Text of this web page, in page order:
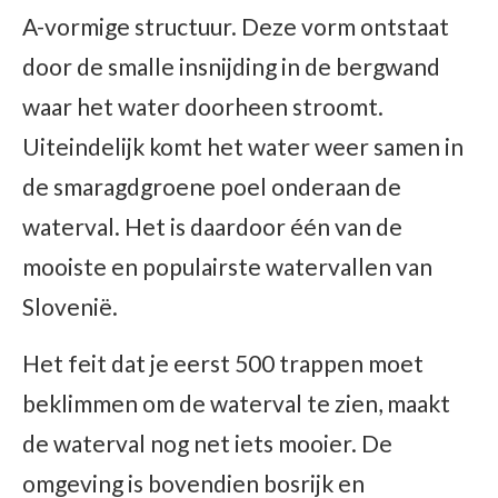
A-vormige structuur. Deze vorm ontstaat
door de smalle insnijding in de bergwand
waar het water doorheen stroomt.
Uiteindelijk komt het water weer samen in
de smaragdgroene poel onderaan de
waterval. Het is daardoor één van de
mooiste en populairste watervallen van
Slovenië.
Het feit dat je eerst 500 trappen moet
beklimmen om de waterval te zien, maakt
de waterval nog net iets mooier. De
omgeving is bovendien bosrijk en